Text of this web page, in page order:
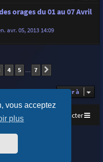
vous acceptez
plus
orages du 01 au 07 Avril
avr. 05, 2013 14:09
4 5 … 7
Aller à
Nous contacter
Ian Bradley
© phpBB Limited
fr.com